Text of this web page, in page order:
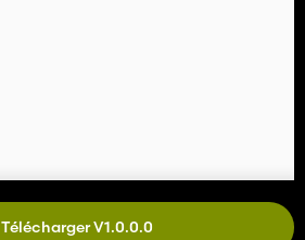
Télécharger V1.0.0.0